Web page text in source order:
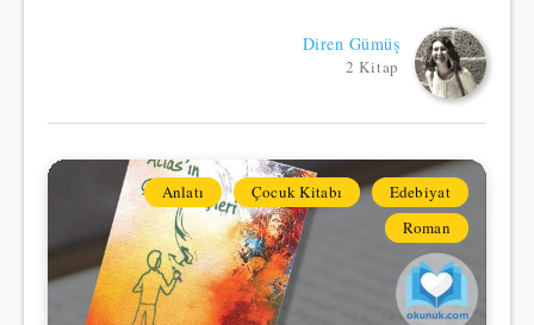
Diren Gümüş
2 Kitap
Anlatı Çocuk Kitabı
Edebiyat
Roman